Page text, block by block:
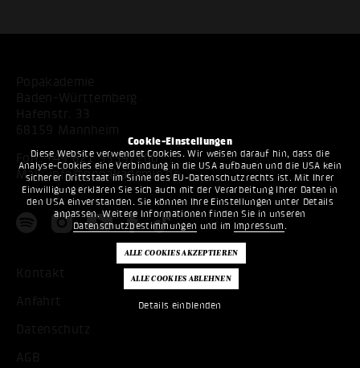
Cookie-Einstellungen
Diese Website verwendet Cookies. Wir weisen darauf hin, dass die
Analyse-Cookies eine Verbindung in die USA aufbauen und die USA kein
sicherer Drittstaat im Sinne des EU-Datenschutzrechts ist. Mit Ihrer
Einwilligung erklären Sie sich auch mit der Verarbeitung Ihrer Daten in
den USA einverstanden. Sie können Ihre Einstellungen unter Details
anpassen. Weitere Informationen finden Sie in unseren
Datenschutzbestimmungen und im Impressum .
Details einblenden
Popakademie
Baden-Württemberg
Hafenstr. 33
68159 Mannheim
Fon:+49 621 53397200
Mail:info@popakademie.de
Kontakt
Anfahrt
Datenschutz
AGB